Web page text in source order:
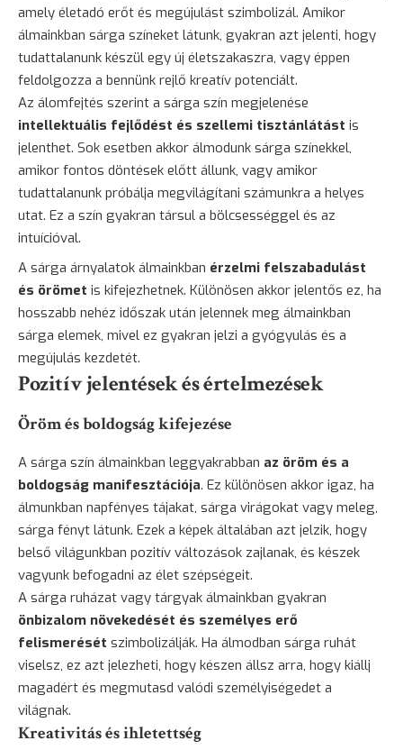
amely életadó erőt és megújulást szimbolizál. Amikor
álmainkban sárga színeket látunk, gyakran azt jelenti, hogy
tudattalanunk készül egy új életszakaszra, vagy éppen
feldolgozza a bennünk rejlő kreatív potenciált.
Az álomfejtés szerint a sárga szín megjelenése
intellektuális fejlődést és szellemi tisztánlátást is
jelenthet. Sok esetben akkor álmodunk sárga színekkel,
amikor fontos döntések előtt állunk, vagy amikor
tudattalanunk próbálja megvilágítani számunkra a helyes
utat. Ez a szín gyakran társul a bölcsességgel és az
intuícióval.
A sárga árnyalatok álmainkban érzelmi felszabadulást
és örömet is kifejezhetnek. Különösen akkor jelentős ez, ha
hosszabb nehéz időszak után jelennek meg álmainkban
sárga elemek, mivel ez gyakran jelzi a gyógyulás és a
megújulás kezdetét.
Pozitív jelentések és értelmezések
Öröm és boldogság kifejezése
A sárga szín álmainkban leggyakrabban az öröm és a
boldogság manifesztációja. Ez különösen akkor igaz, ha
álmunkban napfényes tájakat, sárga virágokat vagy meleg,
sárga fényt látunk. Ezek a képek általában azt jelzik, hogy
belső világunkban pozitív változások zajlanak, és készek
vagyunk befogadni az élet szépségeit.
A sárga ruházat vagy tárgyak álmainkban gyakran
önbizalom növekedését és személyes erő
felismerését szimbolizálják. Ha álmodban sárga ruhát
viselsz, ez azt jelezheti, hogy készen állsz arra, hogy kiállj
magadért és megmutasd valódi személyiségedet a
világnak.
Kreativitás és ihletettség